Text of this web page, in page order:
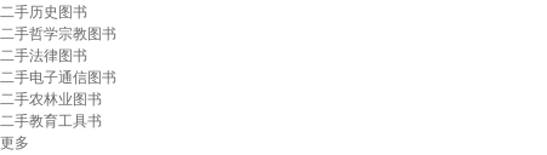
二手历史图书
二手哲学宗教图书
二手法律图书
二手电子通信图书
二手农林业图书
二手教育工具书
更多